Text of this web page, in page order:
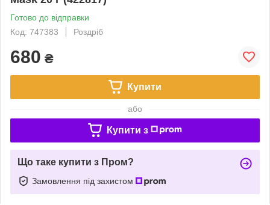
Готово до відправки
Код: 747383
Роздріб
680 ₴
Купити
або
Купити з
Що таке купити з Пром?
Замовлення під захистом